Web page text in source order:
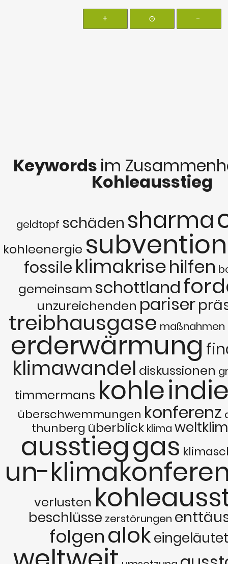
+ ⊙ -
Keywords im
Kohleausstieg
geldtopf schäden sharma
kohleenergie
fossile klimakrisehilfen
gemeinsam schottland
unzureichenden pariser
treibhausgase maßnahmen
erderwärmung
klimawandel diskussionen
timmermans kohle
überschwemmungen konferenz
thunberg überblick klima
ausstieggas
un-
verlusten
beschlüsse zerstörungen
folgenalokeingeläutet